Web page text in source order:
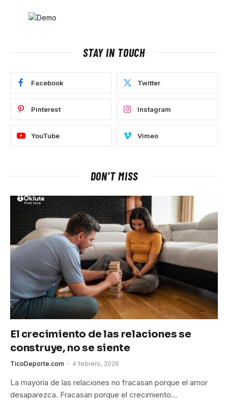
STAY IN TOUCH
Facebook Twitter
Pinterest Instagram
YouTube Vimeo
DON'T MISS
El crecimiento de las relaciones se
construye, no se siente
TicoDeporte.com 4 febrero, 2026
La mayoría de las relaciones no fracasan porque el amor
desaparezca. Fracasan porque el crecimiento…